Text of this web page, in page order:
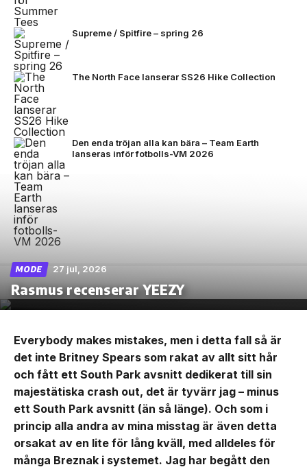
Supreme / Spitfire – spring 26
The North Face lanserar SS26 Hike Collection
Den enda tröjan alla kan bära – Team Earth
lanseras inför fotbolls-VM 2026
MODE 27 jul, 2026
Rasmus recenserar YEEZY
Everybody makes mistakes, men i detta fall så är
det inte Britney Spears som rakat av allt sitt hår
och fått ett South Park avsnitt dedikerat till sin
majestätiska crash out, det är tyvärr jag – minus
ett South Park avsnitt (än så länge). Och som i
princip alla andra av mina misstag är även detta
orsakat av en lite för lång kväll, med alldeles för
många Breznak i systemet. Jag har begått den